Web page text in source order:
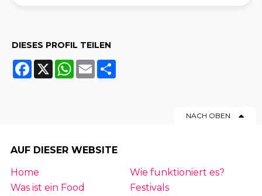
DIESES PROFIL TEILEN
Facebook
X WhatsApp
Email
NACH OBEN
AUF DIESER WEBSITE
Home
Wie funktioniert es?
Was ist ein Food
Festivals